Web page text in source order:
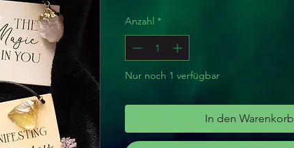
Anzahl *
Nur noch 1 verfügbar
In den Warenkorb